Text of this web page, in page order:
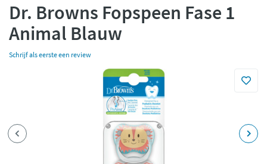
Dr. Browns Fopspeen Fase 1
Animal Blauw
Schrijf als eerste een review